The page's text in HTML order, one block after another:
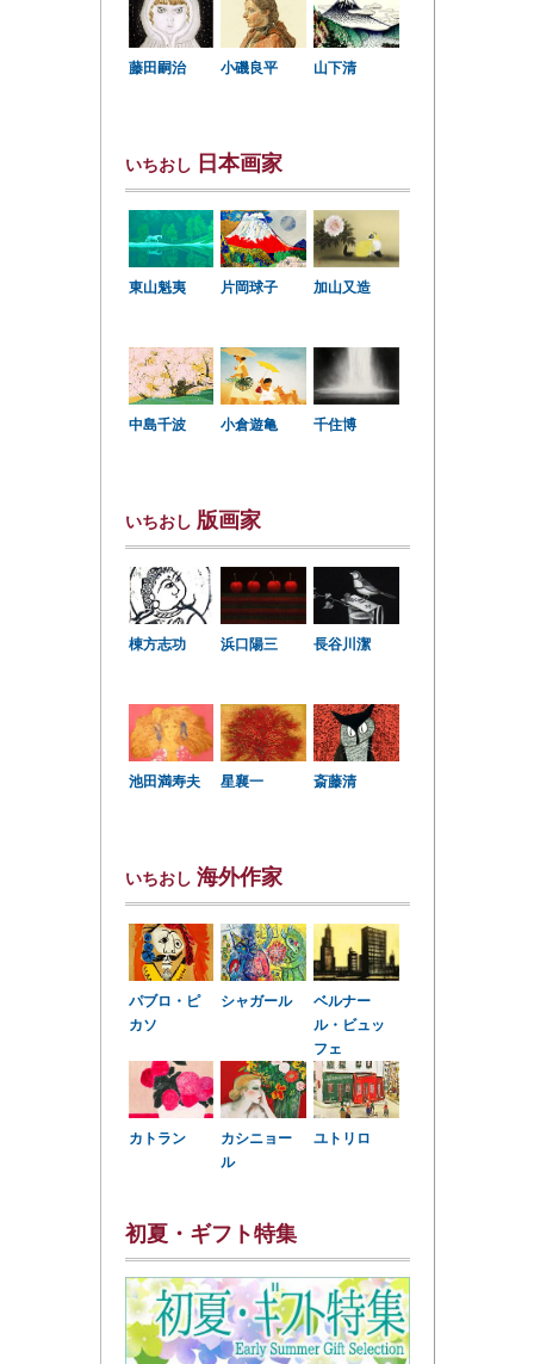
藤田嗣治 小磯良平 山下清
いちおし 日本画家
東山魁夷 片岡球子 加山又造
中島千波 小倉遊亀 千住博
いちおし 版画家
棟方志功 浜口陽三 長谷川潔
池田満寿夫 星襄一 斎藤清
いちおし 海外作家
パブロ・ピ
カソ
シャガール
ベルナー
ル・ビュッ
フェ
カトラン
カシニョー
ル
ユトリロ
初夏・ギフト特集